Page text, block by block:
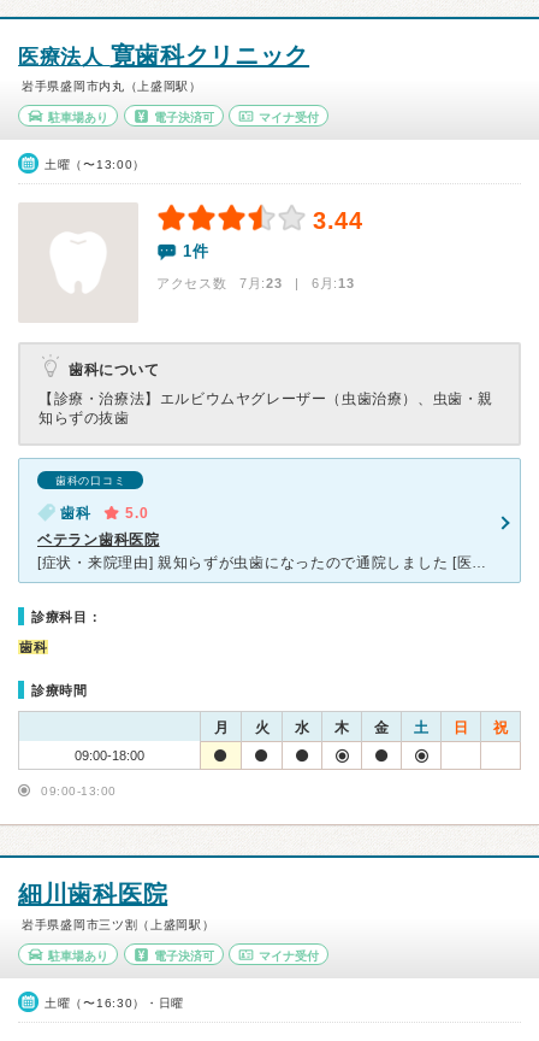
医療法人 寛歯科クリニック
岩手県盛岡市内丸（上盛岡駅）
駐車場あり 電子決済可 マイナ受付
土曜（〜13:00）
3.44
1件
アクセス数 7月:23 | 6月:13
歯科について
【診療・治療法】 エルビウムヤグレーザー（虫歯治療）、虫歯・親
知らずの抜歯
歯科の口コミ
歯科
5.0
ベテラン歯科医院
[症状・来院理由] 親知らずが虫歯になったので通院しました [医師の診断・治療法] 親知らずが完全に出てきていないため、抜歯はせず、虫歯を削って予防薬をぬるという治療。また、知覚過敏になっており
診療科目：
歯科
診療時間
月 火 水 木 金 土 日 祝
09:00-18:00
09:00-13:00
細川歯科医院
岩手県盛岡市三ツ割（上盛岡駅）
駐車場あり 電子決済可 マイナ受付
土曜（〜16:30）・日曜